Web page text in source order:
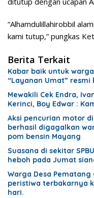
“Alhamdulillahirobbil
kami tutup,” pungkas
Berita Terkait
Kabar baik untuk
“Layanan Umat” resmi
Mewakili Cek Endra,
Kerinci, Boy Edwar :
Aksi pencurian motor
berhasil digagalkan
pom bensin Mayang
Suasana di sekitar
heboh pada Jumat
Warga Desa Pematang
peristiwa terbakarnya
hari.